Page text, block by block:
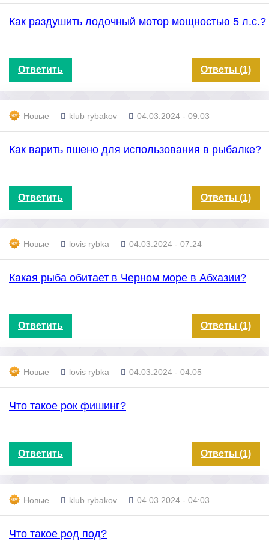
Как раздушить лодочный мотор мощностью 5 л.с.?
Ответить Ответы (1)
Новые klub rybakov 04.03.2024 - 09:03
Как варить пшено для использования в рыбалке?
Ответить Ответы (1)
Новые lovis rybka 04.03.2024 - 07:24
Какая рыба обитает в Черном море в Абхазии?
Ответить Ответы (1)
Новые lovis rybka 04.03.2024 - 04:05
Что такое рок фишинг?
Ответить Ответы (1)
Новые klub rybakov 04.03.2024 - 04:03
Что такое род под?